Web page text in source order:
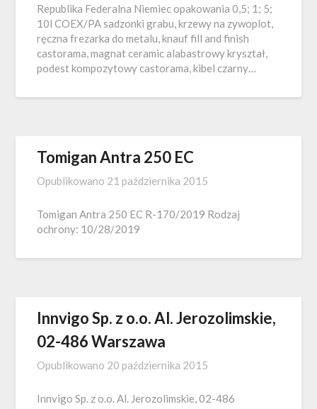
Republika Federalna Niemiec opakowania 0,5; 1; 5;
10l COEX/PA sadzonki grabu, krzewy na zywoplot,
ręczna frezarka do metalu, knauf fill and finish
castorama, magnat ceramic alabastrowy kryształ,
podest kompozytowy castorama, kibel czarny…
Tomigan Antra 250 EC
Opublikowano 21 października 2015
Tomigan Antra 250 EC R-170/2019 Rodzaj
ochrony: 10/28/2019
Innvigo Sp. z o.o. Al. Jerozolimskie,
02-486 Warszawa
Opublikowano 20 października 2015
Innvigo Sp. z o.o. Al. Jerozolimskie, 02-486